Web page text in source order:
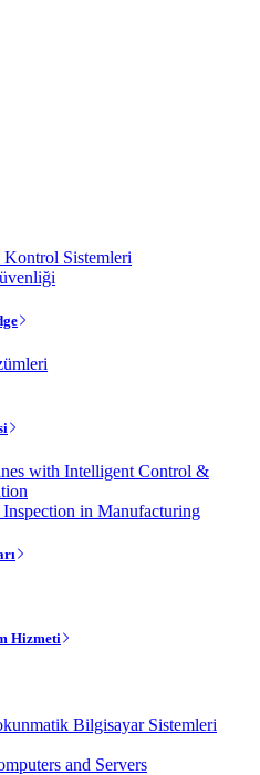
Sistemleri
with Intelligent Control &
in Manufacturing
Hizmeti
Bilgisayar Sistemleri
and Servers